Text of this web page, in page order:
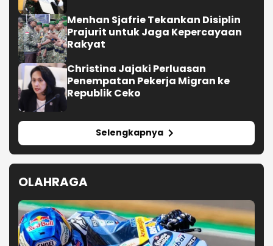
Menhan Sjafrie Tekankan Disiplin
Prajurit untuk Jaga Kepercayaan
Rakyat
Christina Jajaki Perluasan
Penempatan Pekerja Migran ke
Republik Ceko
Selengkapnya
OLAHRAGA